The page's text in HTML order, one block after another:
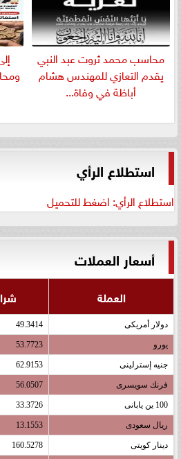
​محاسب محمد ثروت عبد النبي
يقدم التعازي للمهندس هشام
أباظة في وفاة...
استطلاع الرأي
استطلاع الرأي: اضغط للتحميل
أسعار العملات
العملة
دولار أمريكى 49.3414
يورو 53.7723
جنيه إسترلينى 62.9153
فرنك سويسرى 56.0507
100 ين يابانى 33.3726
ريال سعودى 13.1553
دينار كويتى 160.5278